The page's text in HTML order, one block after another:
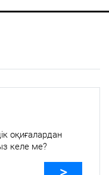
оқиғалардан
келе ме?